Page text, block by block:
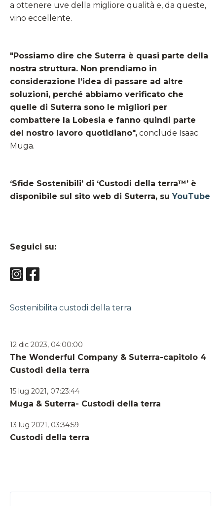
a ottenere uve della migliore qualità e, da queste,
vino eccellente.
"Possiamo dire che Suterra è quasi parte della
nostra struttura. Non prendiamo in
considerazione l’idea di passare ad altre
soluzioni, perché abbiamo verificato che
quelle di Suterra sono le migliori per
combattere la Lobesia e fanno quindi parte
del nostro lavoro quotidiano", conclude Isaac
Muga.
‘Sfide Sostenibili’ di ‘Custodi della terra™’ è
disponibile sul sito web di Suterra, su YouTube
Seguici su:
Sostenibilita custodi della terra
12 dic 2023, 04:00:00
The Wonderful Company & Suterra-capitolo 4
Custodi della terra
15 lug 2021, 07:23:44
Muga & Suterra- Custodi della terra
13 lug 2021, 03:34:59
Custodi della terra